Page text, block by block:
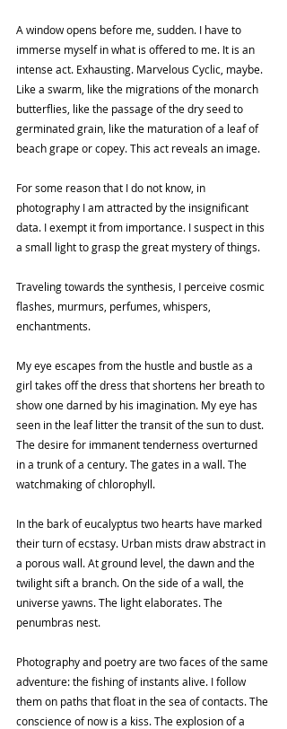
A window opens before me, sudden. I have to
immerse myself in what is offered to me. It is an
intense act. Exhausting. Marvelous Cyclic, maybe.
Like a swarm, like the migrations of the monarch
butterflies, like the passage of the dry seed to
germinated grain, like the maturation of a leaf of
beach grape or copey. This act reveals an image.
For some reason that I do not know, in
photography I am attracted by the insignificant
data. I exempt it from importance. I suspect in this
a small light to grasp the great mystery of things.
Traveling towards the synthesis, I perceive cosmic
flashes, murmurs, perfumes, whispers,
enchantments.
My eye escapes from the hustle and bustle as a
girl takes off the dress that shortens her breath to
show one darned by his imagination. My eye has
seen in the leaf litter the transit of the sun to dust.
The desire for immanent tenderness overturned
in a trunk of a century. The gates in a wall. The
watchmaking of chlorophyll.
In the bark of eucalyptus two hearts have marked
their turn of ecstasy. Urban mists draw abstract in
a porous wall. At ground level, the dawn and the
twilight sift a branch. On the side of a wall, the
universe yawns. The light elaborates. The
penumbras nest.
Photography and poetry are two faces of the same
adventure: the fishing of instants alive. I follow
them on paths that float in the sea of ​​contacts. The
conscience of now is a kiss. The explosion of a